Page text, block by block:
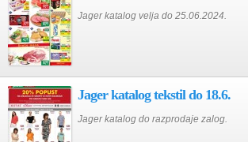
Jager katalog velja do 25.06.2024.
Jager katalog tekstil do 18.6.
Jager katalog do razprodaje zalog.